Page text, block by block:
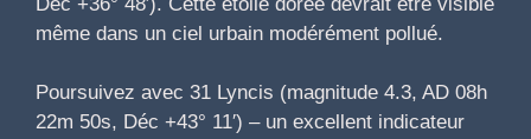
même dans un ciel urbain modérément pollué.
Poursuivez avec 31 Lyncis (magnitude 4.3, AD 08h
22m 50s, Déc +43° 11′) – un excellent indicateur